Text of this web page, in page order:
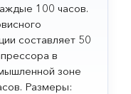
100 часов.
составляет 50
в
зоне
Размеры: